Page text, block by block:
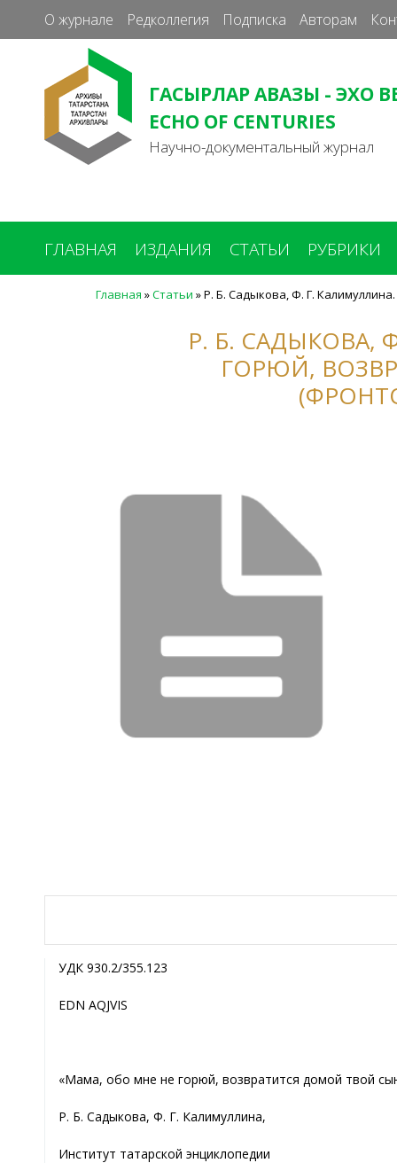
О журнале Редколлегия Подписка Авторам
ГАСЫРЛАР АВАЗЫ - ЭХО
ECHO OF CENTURIES
Научно-документальный журнал
ГЛАВНАЯ ИЗДАНИЯ СТАТЬИ РУБРИКИ
Главная »Статьи »Р. Б. Садыкова, Ф. Г.
Р. Б. САДЫКОВА,
ГОРЮЙ,
УДК 930.2/355.123
EDN AQJVIS
«Мама, обо мне не горюй, возвратится домой твой
Р. Б. Садыкова, Ф. Г. Калимуллина,
Институт татарской энциклопедии